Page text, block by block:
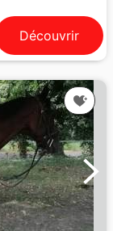
Découvrir